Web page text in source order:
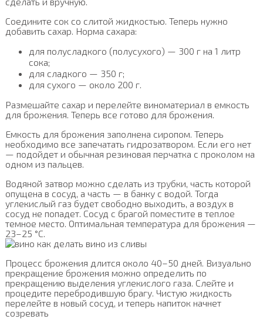
Соедините сок со слитой жидкостью. Теперь нужно
добавить сахар. Норма сахара:
для полусладкого (полусухого) — 300 г на 1 литр
сока;
для сладкого — 350 г;
для сухого — около 200 г.
Размешайте сахар и перелейте виноматериал в емкость
для брожения. Теперь все готово для брожения.
Емкость для брожения заполнена сиропом. Теперь
необходимо все запечатать гидрозатвором. Если его нет
— подойдет и обычная резиновая перчатка с проколом на
одном из пальцев.
Водяной затвор можно сделать из трубки, часть которой
опущена в сосуд, а часть — в банку с водой. Тогда
углекислый газ будет свободно выходить, а воздух в
сосуд не попадет. Сосуд с брагой поместите в теплое
темное место. Оптимальная температура для брожения —
23–25 °С.
Процесс брожения длится около 40–50 дней. Визуально
прекращение брожения можно определить по
прекращению выделения углекислого газа. Слейте и
процедите перебродившую брагу. Чистую жидкость
перелейте в новый сосуд, и теперь напиток начнет
созревать